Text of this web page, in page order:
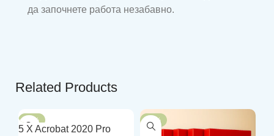
да започнете работа незабавно.
Related Products
-38%
5 X Acrobat 2020 Pro
-23%